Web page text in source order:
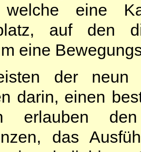
welche eine
auf den
eine
der neun
darin, einen
erlauben
das